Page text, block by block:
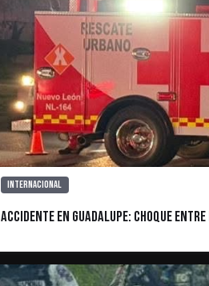
Internacional
Accidente en Guadalupe: Choque